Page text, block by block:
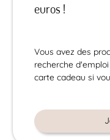
euros !
Vous avez des
recherche
carte cadeau si